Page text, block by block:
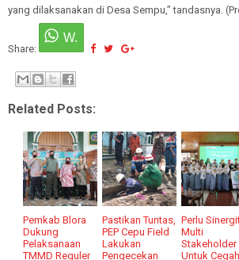
yang dilaksanakan di Desa Sempu,” tandasnya.
Share:
Related Posts:
Pemkab Blora
Dukung
Pelaksanaan
TMMD Reguler
Pastikan Tuntas,
PEP Cepu Field
Lakukan
Pengecekan
Perlu
Multi
Stakeholder
Untuk Cegah